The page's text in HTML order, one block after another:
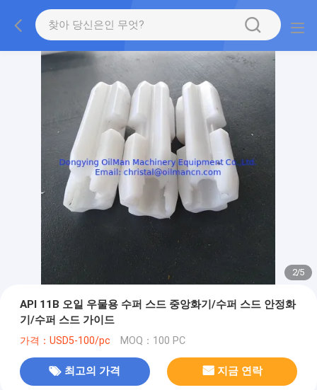
2/5
API 11B 오일 우물용 수퍼 스드 중앙화기/수퍼 스드 안정화
기/수퍼 스드 가이드
가격：USD5-100/pc MOQ：100 PC
최고의 가격 지금 연락